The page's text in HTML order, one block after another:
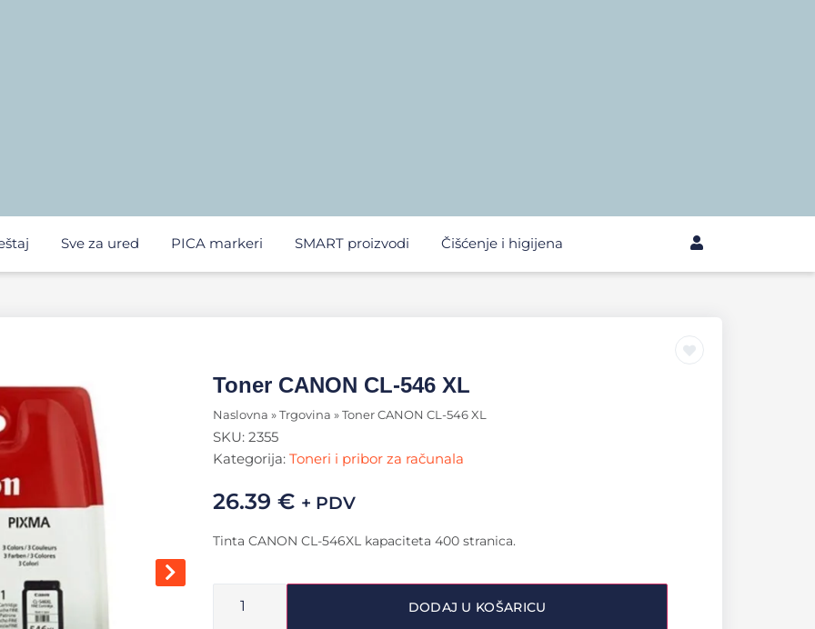
Sve za ured PICA markeri SMART proizvodi Čišćenje i higijena
Toner CANON CL-546 XL
Naslovna » Trgovina » Toner CANON CL-546 XL
SKU: 2355
Kategorija: Toneri i pribor za računala
26.39 € + PDV
Tinta CANON CL-546XL kapaciteta 400 stranica.
DODAJ U KOŠARICU